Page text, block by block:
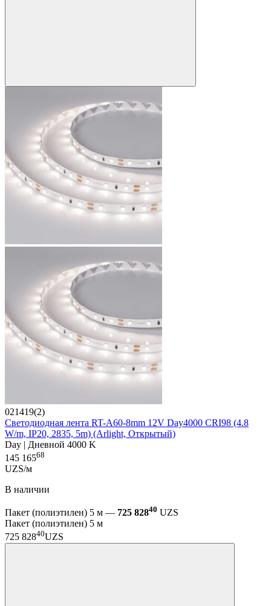
021419(2)
Светодиодная лента RT-A60-8mm 12V Day4000 CRI98 (4.8
W/m, IP20, 2835, 5m) (Arlight, Открытый)
Day | Дневной 4000 K
145 16568
UZS/м
В наличии
Пакет (полиэтилен) 5 м — 725 82840 UZS
Пакет (полиэтилен) 5 м
725 82840UZS